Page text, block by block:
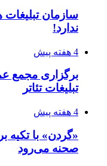
سازمان تبلیغات
ندارد!
4 هفته پیش
برگزاری مجمع
تبلیغات تئاتر
4 هفته پیش
«گردن» با تکیه
صحنه می‌رود